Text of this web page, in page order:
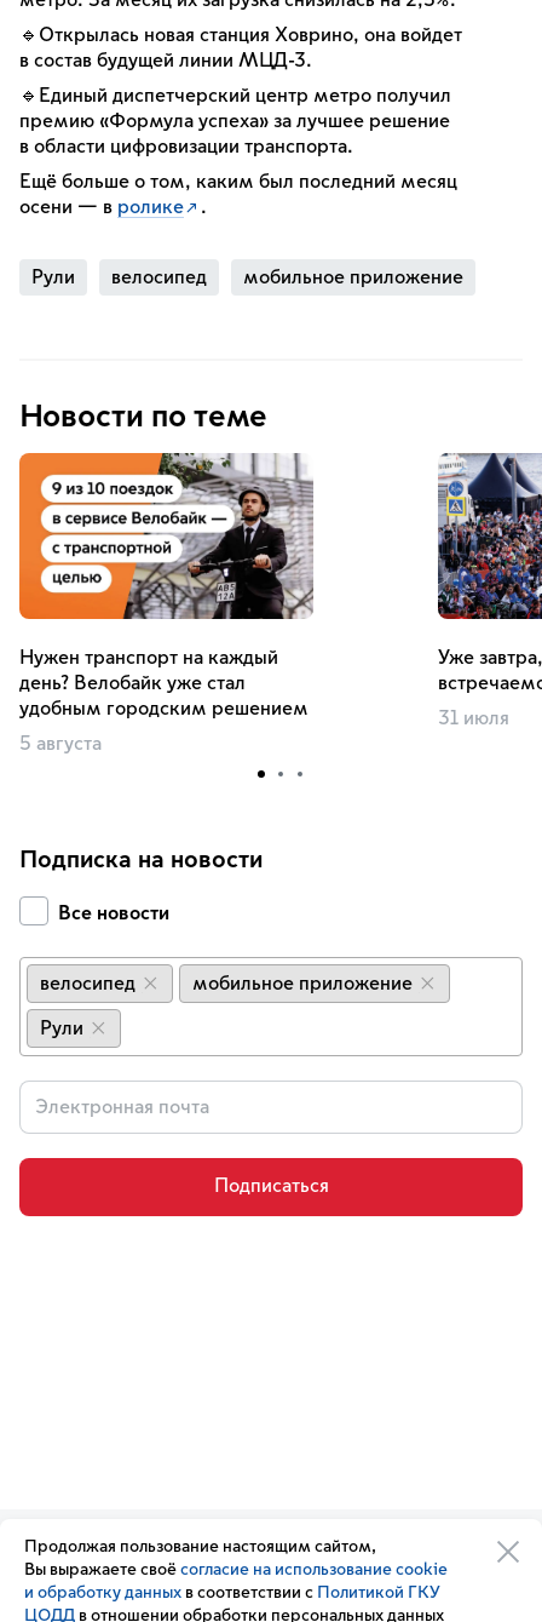
🔹Открылась новая станция Ховрино, она войдет
в состав будущей линии МЦД-3.
🔹Единый диспетчерский центр метро получил
премию «Формула успеха» за лучшее решение
в области цифровизации транспорта.
Ещё больше о том, каким был последний месяц
осени — в ролике .
Рули велосипед мобильное приложение
Новости по теме
Нужен транспорт на каждый
день? Велобайк уже стал
удобным городским решением
5 августа
Уже
31 июля
Подписка на новости
Все новости
велосипед мобильное приложение
Рули
Подписаться
Организации транспортного
комплекса
Транспортный комплекс
Обратная связь
Подписка
на новости
Продолжая пользование настоящим сайтом,
Вы выражаете своё согласие на использование cookie
и обработку данных в соответствии с Политикой ГКУ
ЦОДД в отношении обработки персональных данных